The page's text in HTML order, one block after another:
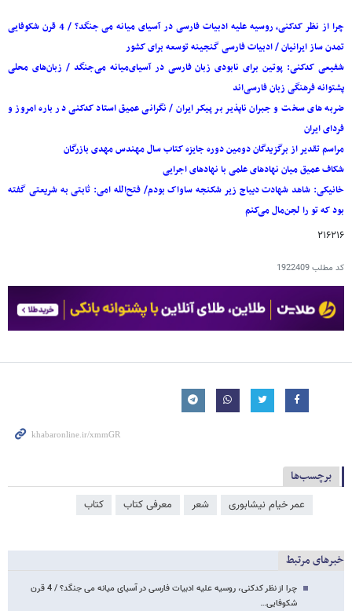
چرا از نظر کدکنی، روسیه علیه ادبیات فارسی در آسیای میانه می جنگد؟ / 4 قرن شکوفایی
تمدن ساز ایرانیان / ادبیات فارسی گنجینه توسعه برای کشور
شفیعی کدکنی: پوتین برای نابودی زبان فارسی در آسیای‌میانه می‌جنگد / زبان‌های محلی
پشتوانه فرهنگی زبان فارسی‌اند
ضربه های سخت و جبران ناپذیر بر پیکر ایران / نگرانی عمیق استاد کدکنی در باره امروز و
فردای ایران
مراسم تقدیر از برگزیدگان دومین دوره جایزه کتاب سال مهندس مهدی بازرگان
شکاف عمیق میان نهادهای علمی با نهادهای اجرایی
خانیکی: شاهد شهادت دیباج زیر شکنجه ساواک بودم/ فتح‌الله امی: ثابتی به شریعتی گفته
بود که تو را لجن‌مال می‌کنم
۲۱۶۲۱۶
کد مطلب1922409
برچسب‌ها
عمر خیام نیشابوری شعر معرفی کتاب کتاب
خبرهای مرتبط
چرا از نظر کدکنی، روسیه علیه ادبیات فارسی در آسیای میانه می جنگد؟ / 4 قرن
شکوفایی…